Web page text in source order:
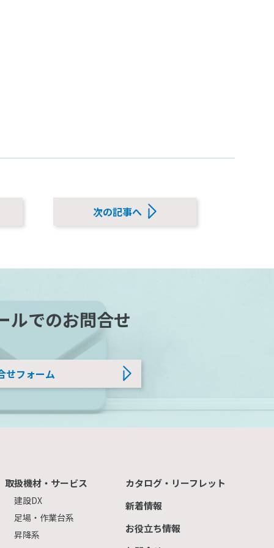
次の記事へ
ルでのお問合せ
せフォーム
取扱機材・サービス
建設DX
足場・作業台系
昇降系
カタログ・リーフレット
新着情報
お役立ち情報